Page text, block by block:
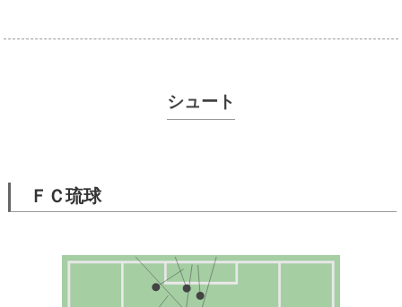
シュート
ＦＣ琉球